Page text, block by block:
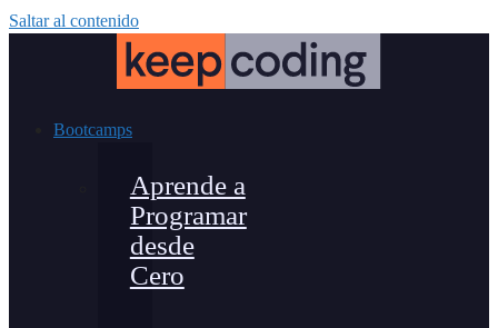
Saltar al contenido
Bootcamps
Aprende a
Programar
desde
Cero